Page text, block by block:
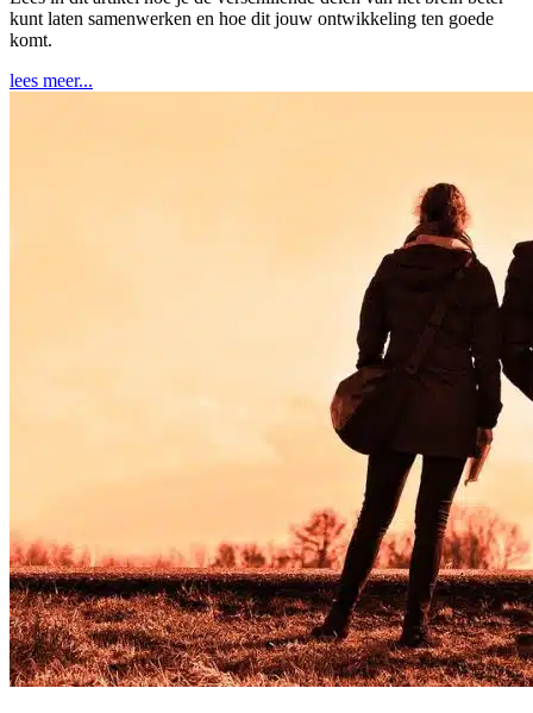
kunt laten samenwerken en hoe dit jouw ontwikkeling ten goede
komt.
lees meer...